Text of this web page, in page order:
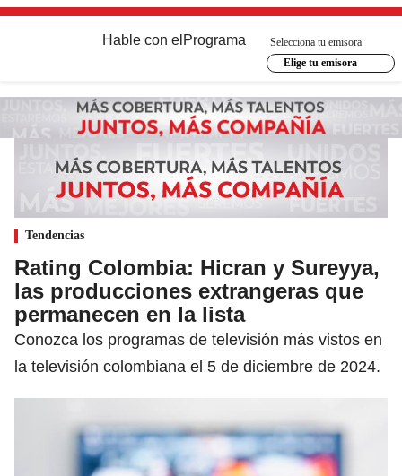
Hable con el Programa
Selecciona tu emisora
Elige tu emisora
Tendencias
Rating Colombia: Hicran y Sureyya,
las producciones extrangeras que
permanecen en la lista
Conozca los programas de televisión más vistos en
la televisión colombiana el 5 de diciembre de 2024.